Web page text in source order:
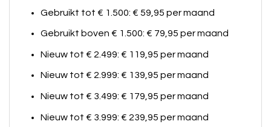
Gebruikt tot € 1.500: € 59,95 per maand
Gebruikt boven € 1.500: € 79,95 per maand
Nieuw tot € 2.499: € 119,95 per maand
Nieuw tot € 2.999: € 139,95 per maand
Nieuw tot € 3.499: € 179,95 per maand
Nieuw tot € 3.999: € 239,95 per maand